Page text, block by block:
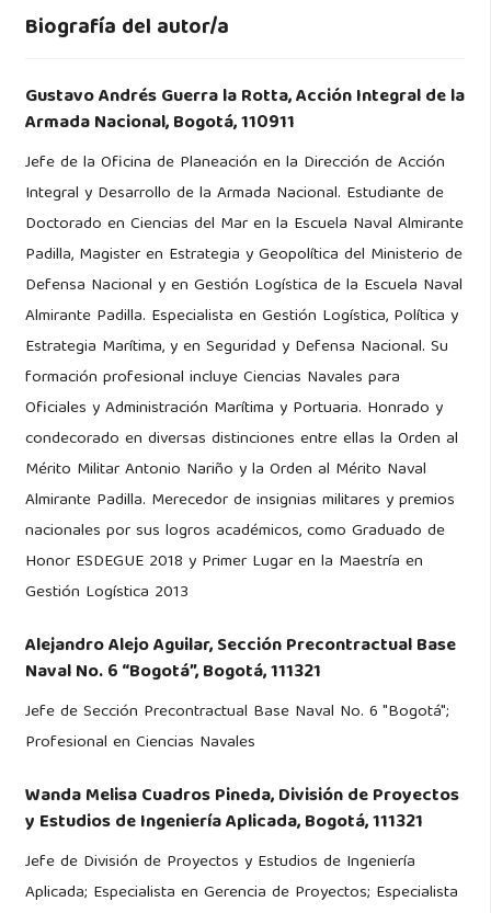
Biografía del autor/a
Gustavo Andrés Guerra la Rotta,Acción Integral de la
Armada Nacional, Bogotá, 110911
Jefe de la Oficina de Planeación en la Dirección de Acción
Integral y Desarrollo de la Armada Nacional. Estudiante de
Doctorado en Ciencias del Mar en la Escuela Naval Almirante
Padilla, Magister en Estrategia y Geopolítica del Ministerio de
Defensa Nacional y en Gestión Logística de la Escuela Naval
Almirante Padilla. Especialista en Gestión Logística, Política y
Estrategia Marítima, y en Seguridad y Defensa Nacional. Su
formación profesional incluye Ciencias Navales para
Oficiales y Administración Marítima y Portuaria. Honrado y
condecorado en diversas distinciones entre ellas la Orden al
Mérito Militar Antonio Nariño y la Orden al Mérito Naval
Almirante Padilla. Merecedor de insignias militares y premios
nacionales por sus logros académicos, como Graduado de
Honor ESDEGUE 2018 y Primer Lugar en la Maestría en
Gestión Logística 2013
Alejandro Alejo Aguilar,Sección Precontractual Base
Naval No. 6 “Bogotá”, Bogotá, 111321
Jefe de Sección Precontractual Base Naval No. 6 "Bogotá";
Profesional en Ciencias Navales
Wanda Melisa Cuadros Pineda,División de Proyectos
y Estudios de Ingeniería Aplicada, Bogotá, 111321
Jefe de División de Proyectos y Estudios de Ingeniería
Aplicada; Especialista en Gerencia de Proyectos; Especialista